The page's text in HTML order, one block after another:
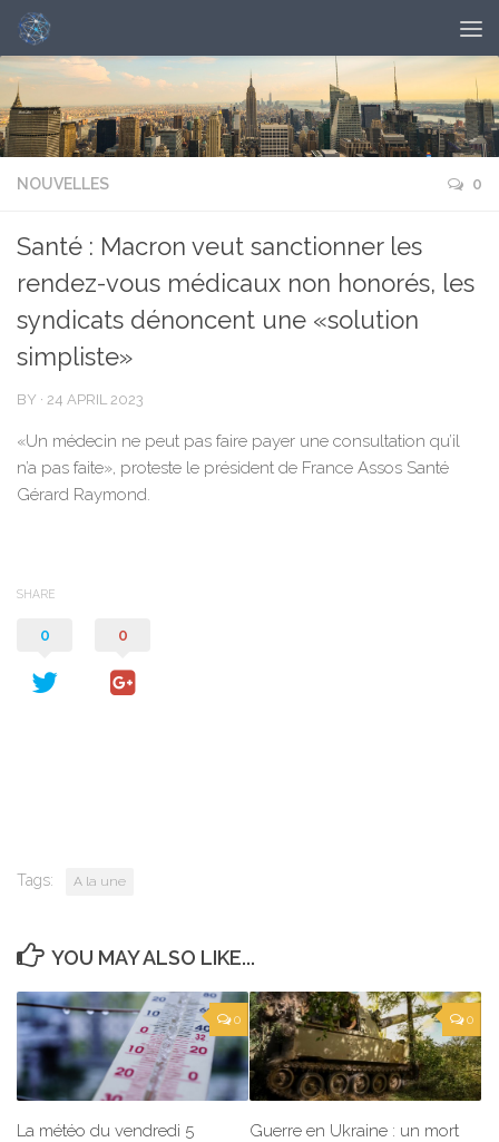
NOUVELLES 0
Santé : Macron veut sanctionner les
rendez-vous médicaux non honorés, les
syndicats dénoncent une «solution
simpliste»
BY · 24 APRIL 2023
«Un médecin ne peut pas faire payer une consultation qu’il
n’a pas faite», proteste le président de France Assos Santé
Gérard Raymond.
SHARE
0 0
Tags: A la une
YOU MAY ALSO LIKE...
0
La météo du vendredi 5
0
Guerre en Ukraine : un mort